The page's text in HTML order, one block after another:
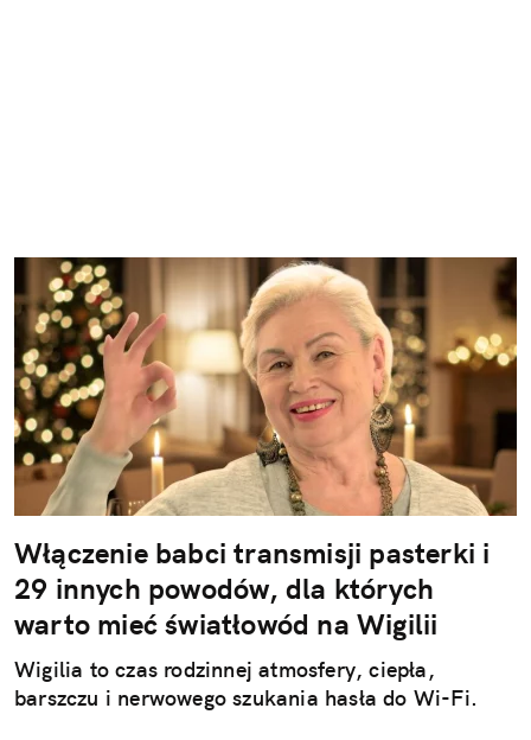
Włączenie babci transmisji pasterki i
29 innych powodów, dla których
warto mieć światłowód na Wigilii
Wigilia to czas rodzinnej atmosfery, ciepła,
barszczu i nerwowego szukania hasła do Wi-Fi.